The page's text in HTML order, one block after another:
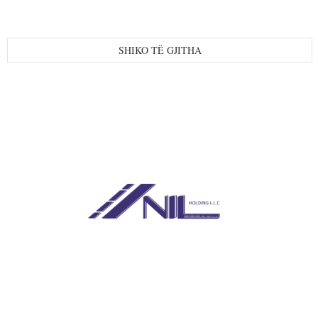
SHIKO TË GJITHA